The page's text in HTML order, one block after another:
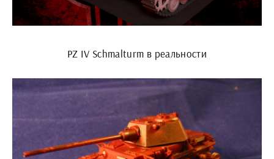
PZ IV Schmalturm в реальности